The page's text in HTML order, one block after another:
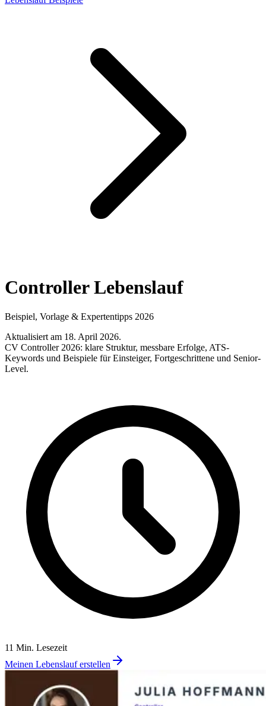
Controller Lebenslauf
Beispiel, Vorlage & Expertentipps 2026
Aktualisiert am 18. April 2026.
CV Controller 2026: klare Struktur, messbare Erfolge, ATS-
Keywords und Beispiele für Einsteiger, Fortgeschrittene und Senior-
Level.
11 Min. Lesezeit
Meinen Lebenslauf erstellen